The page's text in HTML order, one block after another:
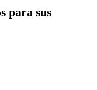
para sus